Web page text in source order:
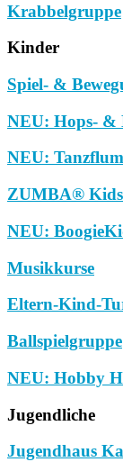
Krabbelgruppe
Kinder
Spiel- &
NEU: Hops- &
NEU:
ZUMBA® Kids
NEU:
Musikkurse
Eltern-Kind-
Ballspielgruppe
NEU: Hobby
Jugendliche
Jugendhaus